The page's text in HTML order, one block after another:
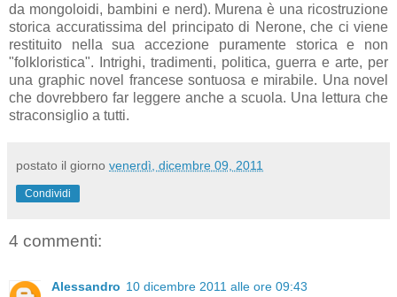
da mongoloidi, bambini e nerd). Murena è una ricostruzione
storica accuratissima del principato di Nerone, che ci viene
restituito nella sua accezione puramente storica e non
"folkloristica". Intrighi, tradimenti, politica, guerra e arte, per
una graphic novel francese sontuosa e mirabile. Una novel
che dovrebbero far leggere anche a scuola. Una lettura che
straconsiglio a tutti.
postato il giorno venerdì, dicembre 09, 2011
Condividi
4 commenti:
Alessandro 10 dicembre 2011 alle ore 09:43